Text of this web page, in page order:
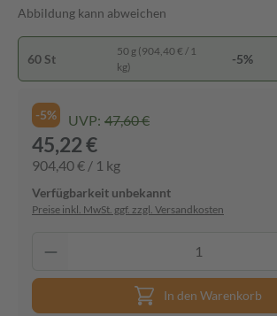
Abbildung kann abweichen
60 St
50 g (904,40 € / 1
kg)
-5%
-5% UVP: 47,60 €
45,22 €
904,40 € / 1 kg
Verfügbarkeit unbekannt
Preise inkl. MwSt. ggf. zzgl. Versandkosten
In den Warenkorb